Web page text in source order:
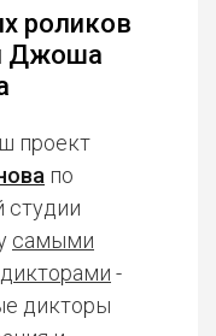
роликов
Джоша
проект
по
студии
самыми
-
дикторы